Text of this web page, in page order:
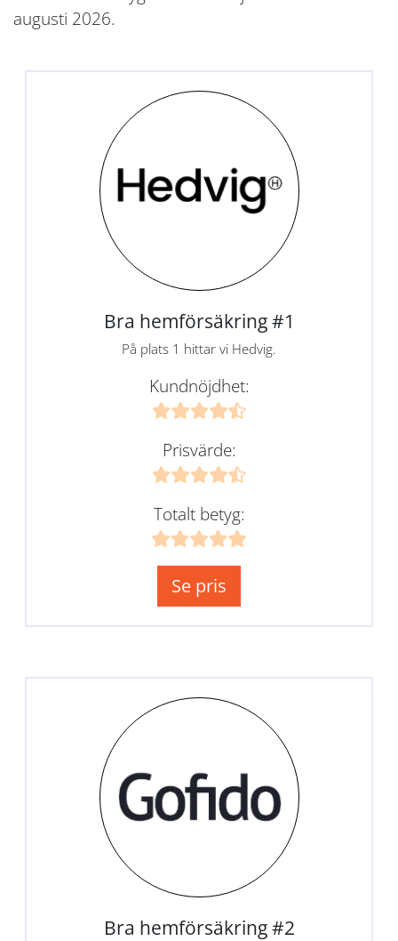
augusti 2026.
Bra hemförsäkring #1
På plats 1 hittar vi Hedvig.
Kundnöjdhet:
Prisvärde:
Totalt betyg:
Se pris
Bra hemförsäkring #2